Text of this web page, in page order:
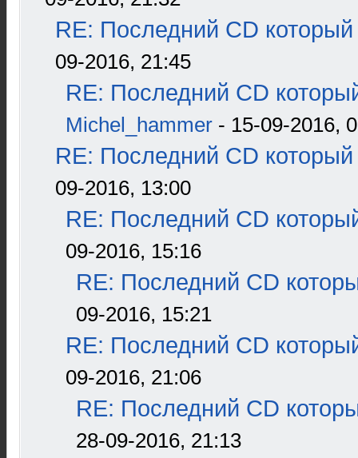
RE: Последний CD который
09-2016, 21:45
RE: Последний CD
Michel_hammer - 15-09-2016,
RE: Последний CD который
09-2016, 13:00
RE: Последний CD
09-2016, 15:16
RE: Последний CD
09-2016, 15:21
RE: Последний CD
09-2016, 21:06
RE: Последний CD
28-09-2016, 21:13